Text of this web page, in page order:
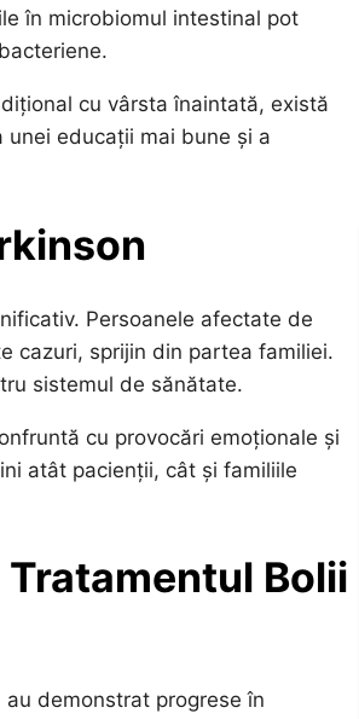
în microbiomul intestinal pot
cu vârsta înaintată, există
educații mai bune și a
Persoanele afectate de
cazuri, sprijin din partea familiei.
sistemul de sănătate.
cu provocări emoționale și
atât pacienții, cât și familiile
Bolii
demonstrat progrese în